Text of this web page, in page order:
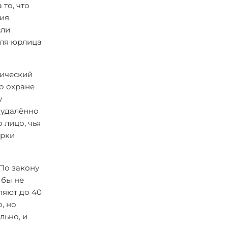
что
юрлица
охране
чья
закону
бы не
до 40
но
и